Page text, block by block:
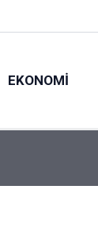
EKONOMI